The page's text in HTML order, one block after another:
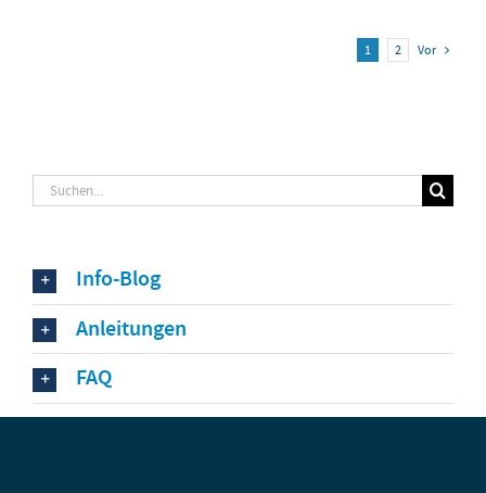
1 2 Vor
Suche
nach:
Info-Blog
Anleitungen
FAQ